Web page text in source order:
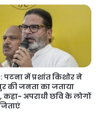
पटना में प्रशांत किशोर ने
की जनता का जताया
कहा- अपराधी छवि के लोगों